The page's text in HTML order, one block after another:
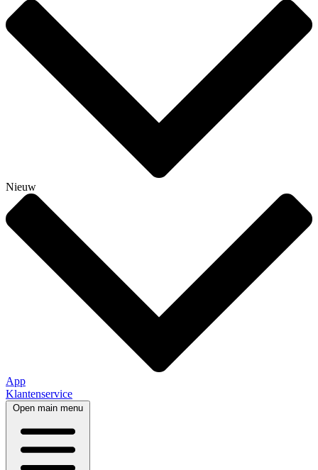
Nieuw
App
Klantenservice
Open main menu